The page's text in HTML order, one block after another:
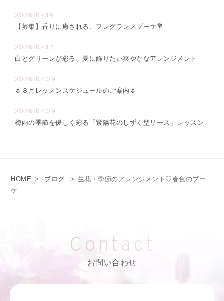
2026.07.19
【募集】香りに癒される、フレグランスブーケ💐
2026.07.14
白とグリーンが彩る、夏に飾りたい爽やかなアレンジメント
2026.07.09
🌷８月レッスンスケジュールのご案内🌷
2026.07.09
梅雨の季節を優しく彩る「紫陽花のしずく型リース」レッスン
HOME > ブログ > 生花・季節のアレンジメント♡春色のブー
ケ
Contact
お問い合わせ